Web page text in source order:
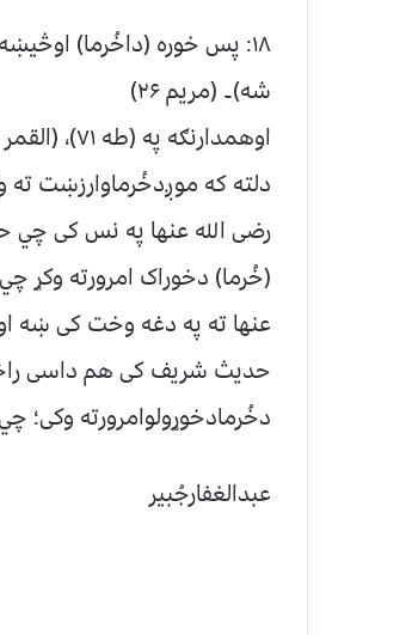
۱۸: پس خوره (داخُرما)
شه)۔ (مریم ۲۶)
اوهمدارنګه په (طه ۷۱)، (القمر ۲۰)، (الحاقه ۲۰) کی دخُرمایادونه شوېده۔
دلته که موږدخُرماوارزښت
رضی الله عنها په نس کی چي
(خُرما) دخوراک امرورته وکړ
عنها ته په دغه وخت کی ښه
حدیث شریف کی هم داسی
دخُرمادخوړولوامرورته وکی؛
عبدالغفارجُبیر